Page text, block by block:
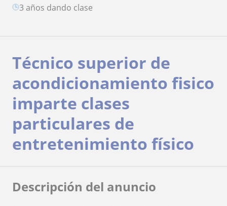
3 años dando clase
Técnico superior de
acondicionamiento fisico
imparte clases
particulares de
entretenimiento físico
Descripción del anuncio